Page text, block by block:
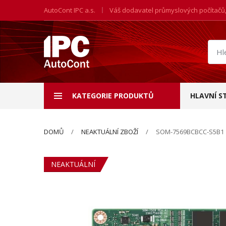
AutoCont IPC a.s. Váš dodavatel průmyslových
KATEGORIE PRODUKTŮ HLAVNÍ
DOMŮ NEAKTUÁLNÍ ZBOŽÍ SOM-7569BCBCC-S5B1
NEAKTUÁLNÍ